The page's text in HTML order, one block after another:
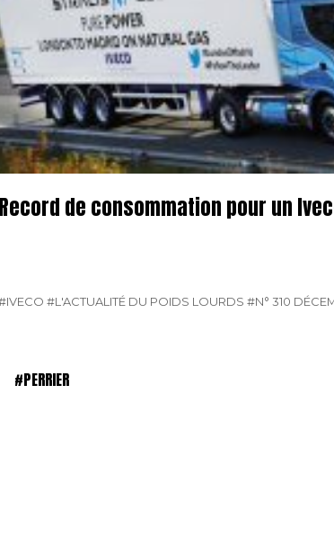
Record de consommation pour un
#L'ACTUALITÉ DU POIDS LOURDS #N° 310
#PERRIER